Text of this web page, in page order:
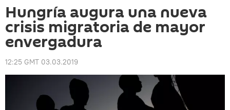
Hungría augura una nueva
crisis migratoria de mayor
envergadura
12:25 GMT 03.03.2019